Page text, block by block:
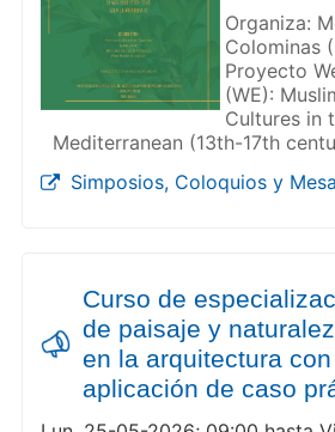
Organiza:
Colominas
Proyecto
(WE):
Cultures in
Mediterranean (13th-17th
Simposios, Coloquios y
Curso de
de paisaje y
en la arquitectura
aplicación de caso